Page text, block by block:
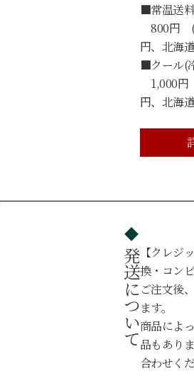
■常温送
800円 (
円、北海
■クール(
1,000
円、北海
発送について【クレジ
換・コン
ご注文後
ます。
商品によ
品もあり
合わせく